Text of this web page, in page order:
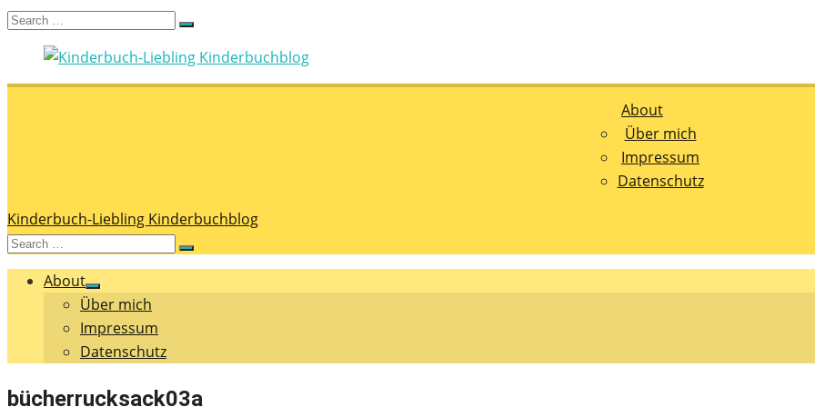
Skip
content
Kinderbuch-Liebling Kinderbuchblog
Lieblings-Kinderbücher für alle! Kinderbücher zum Vorlesen und Lesen, alles rund ums Kinderbuch und aktuelle
Search
Search
About
Über mich
Impressum
Datenschutz
Kinderbuch-Liebling Kinderbuchblog
Search
for:
Search
About
Show
sub
Über mich
Impressum
Datenschutz
bücherrucksack03a